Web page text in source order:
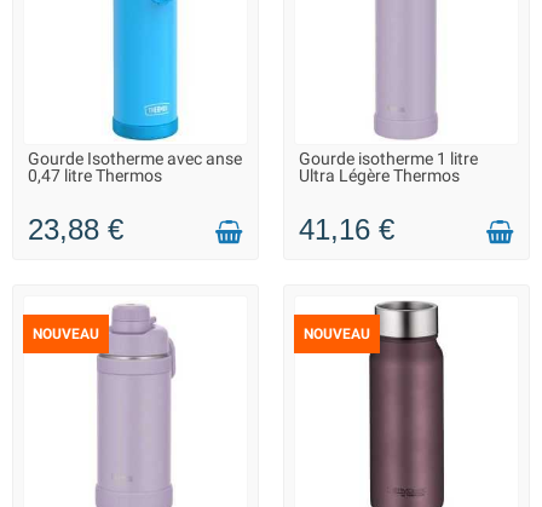
LIVRAISON 2 À 3 JOURS
Gourde Isotherme avec anse
0,47 litre Thermos
23,88 €
LIVRAISON 2 À 3 JOURS
Gourde isotherme 1 litre
Ultra Légère Thermos
41,16 €
NOUVEAU NOUVEAU